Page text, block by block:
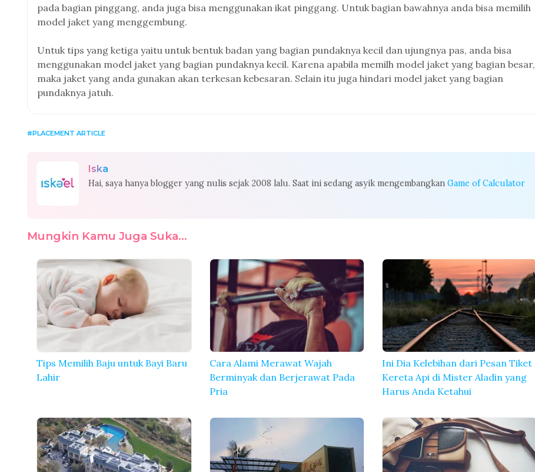
pada bagian pinggang, anda juga bisa menggunakan ikat pinggang. Untuk bagian bawahnya anda bisa memilih
model jaket yang menggembung.
Untuk tips yang ketiga yaitu untuk bentuk badan yang bagian pundaknya kecil dan ujungnya pas, anda bisa
menggunakan model jaket yang bagian pundaknya kecil. Karena apabila memilh model jaket yang bagian besar,
maka jaket yang anda gunakan akan terkesan kebesaran. Selain itu juga hindari model jaket yang bagian
pundaknya jatuh.
PLACEMENT ARTICLE
Iska
Hai, saya hanya blogger yang nulis sejak 2008 lalu. Saat ini sedang asyik mengembangkan Game of Calculator
Mungkin Kamu Juga Suka...
Tips Memilih Baju untuk Bayi Baru
Lahir
Cara Alami Merawat Wajah
Berminyak dan Berjerawat Pada
Pria
Ini Dia Kelebihan dari Pesan Tiket
Kereta Api di Mister Aladin yang
Harus Anda Ketahui